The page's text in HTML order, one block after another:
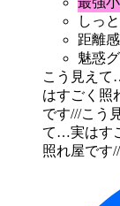
しっ
距離
魅惑
こう見えて
はすごく照
です///こう
て…実はす
照れ屋です